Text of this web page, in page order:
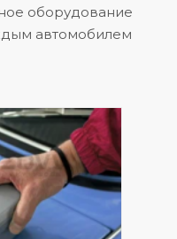
оборудование
автомобилем